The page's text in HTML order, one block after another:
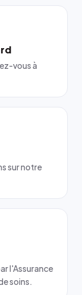
vous à
sur notre
l'Assurance
soins.